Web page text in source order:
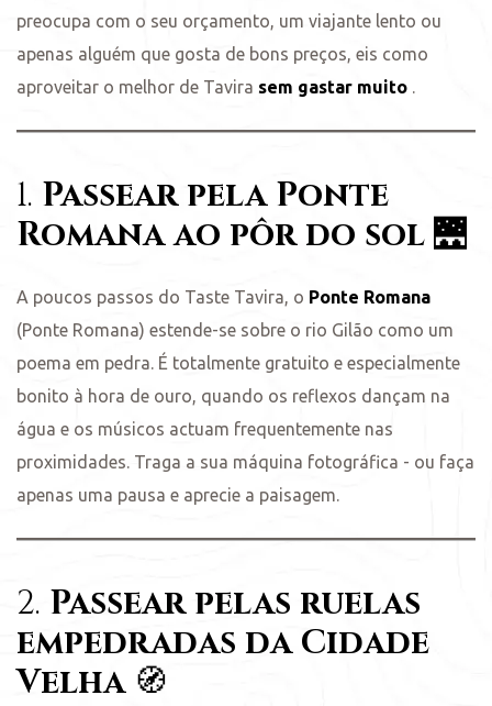
preocupa com o seu orçamento, um viajante lento ou
apenas alguém que gosta de bons preços, eis como
aproveitar o melhor de Tavira sem gastar muito .
1. Passear pela Ponte
Romana ao pôr do sol 🌉
A poucos passos do Taste Tavira, o Ponte Romana
(Ponte Romana) estende-se sobre o rio Gilão como um
poema em pedra. É totalmente gratuito e especialmente
bonito à hora de ouro, quando os reflexos dançam na
água e os músicos actuam frequentemente nas
proximidades. Traga a sua máquina fotográfica - ou faça
apenas uma pausa e aprecie a paisagem.
2. Passear pelas ruelas
empedradas da Cidade
Velha🧭